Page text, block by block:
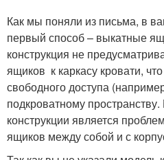
Как мы поняли из письма, в
первый способ – выкатные
конструкция не
ящиков к каркасу кровати,
свободного доступа
подкроватному
конструкции является
ящиков между собой и с